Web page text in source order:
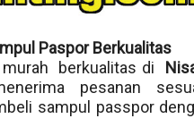
Paspor Berkualitas
berkualitas di
pesanan
sampul passpor